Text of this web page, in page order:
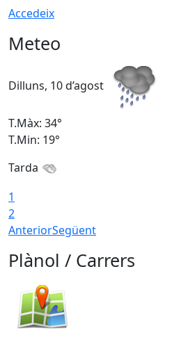
Accedeix
Meteo
Dilluns, 10 d’agost
T.Màx: 34°
T.Min: 19°
Tarda
1
2
AnteriorSegüent
Plànol / Carrers